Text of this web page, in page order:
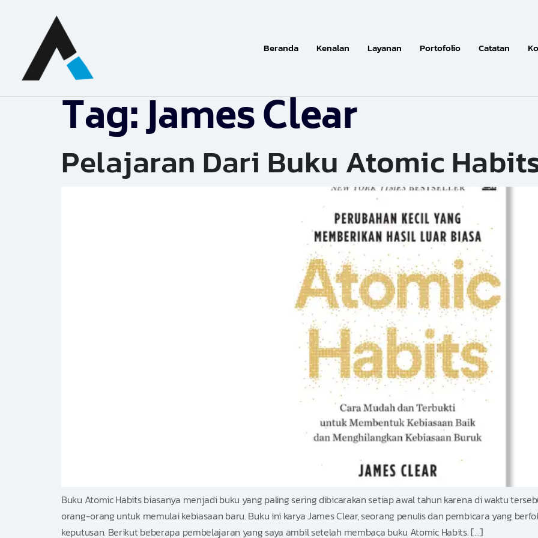
Beranda Kenalan Layanan Portofolio Catatan
Tag:James Clear
Pelajaran Dari Buku Atomic
Buku Atomic Habits biasanya menjadi buku yang paling sering dibicarakan setiap awal tahun karena di waktu
orang-orang untuk memulai kebiasaan baru. Buku ini karya James Clear, seorang penulis dan pembicara yang
keputusan. Berikut beberapa pembelajaran yang saya ambil setelah membaca buku Atomic Habits. […]